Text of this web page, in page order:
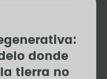
donde
tierra no